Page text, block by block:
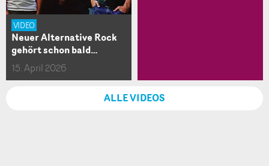
VIDEO
Neuer Alternative Rock
gehört schon bald…
15. April 2026
ALLE VIDEOS